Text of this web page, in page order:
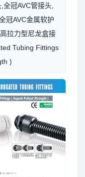
冠AVC管接头,
冠AVC金属软护
拉力型尼龙盒接
Tubing Fittings
)